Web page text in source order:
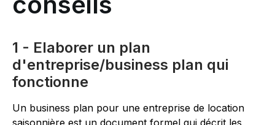
1 - Elaborer un plan
d'entreprise/business plan qui
fonctionne
Un business plan pour une entreprise de location